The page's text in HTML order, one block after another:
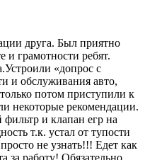
друга. Был приятно
и грамотности ребят.
«допрос с
и обслуживания авто,
потом приступили к
некоторые рекомендации.
и клапан егр на
т.к. устал от тупости
не узнать!!! Едет как